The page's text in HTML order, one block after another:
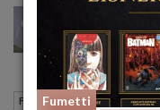
MILANO
Fumetti L'Aquila (AQ)
Fumetti